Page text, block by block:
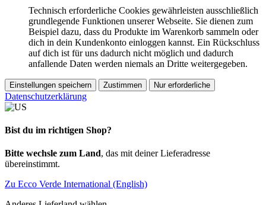
Technisch erforderliche Cookies gewährleisten ausschließlich
grundlegende Funktionen unserer Webseite. Sie dienen zum
Beispiel dazu, dass du Produkte im Warenkorb sammeln oder
dich in dein Kundenkonto einloggen kannst. Ein Rückschluss
auf dich ist für uns dadurch nicht möglich und dadurch
anfallende Daten werden niemals an Dritte weitergegeben.
Einstellungen speichern Zustimmen Nur erforderliche
Datenschutzerklärung
Bist du im richtigen Shop?
Bitte wechsle zum Land, das mit deiner Lieferadresse
übereinstimmt.
Zu Ecco Verde International (English)